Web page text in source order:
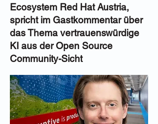
Ecosystem Red Hat Austria,
spricht im Gastkommentar über
das Thema vertrauenswürdige
KI aus der Open Source
Community-Sicht